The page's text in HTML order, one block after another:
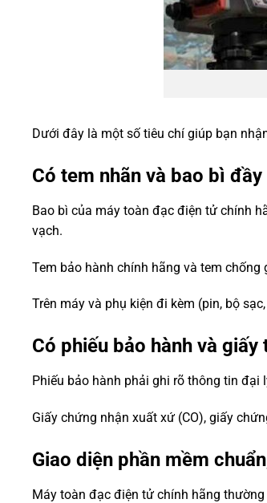
Dưới đây là một số tiêu chí giúp bạn
Có tem nhãn và bao bì
Bao bì của máy toàn đạc điện tử chính
vạch.
Tem bảo hành chính hãng và tem
Trên máy và phụ kiện đi kèm (pin, bộ
Có phiếu bảo hành và
Phiếu bảo hành phải ghi rõ thông tin đại
Giấy chứng nhận xuất xứ (CO), giấy
Giao diện phần mềm
Máy toàn đạc điện tử chính hãng